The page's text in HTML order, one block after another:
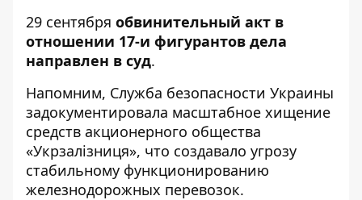
29 сентября обвинительный акт в
отношении 17-и фигурантов дела
направлен в суд.
Напомним, Служба безопасности Украины
задокументировала масштабное хищение
средств акционерного общества
«Укрзалізниця», что создавало угрозу
стабильному функционированию
железнодорожных перевозок.